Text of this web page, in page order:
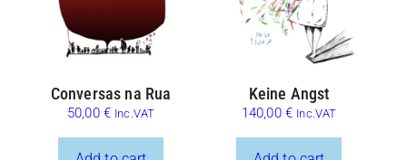
Conversas na Rua
50,00 € Inc.VAT
Keine Angst
140,00 € Inc.VAT